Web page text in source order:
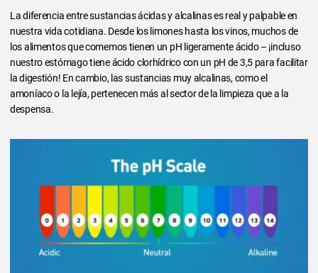
La diferencia entre sustancias ácidas y alcalinas es real y palpable en
nuestra vida cotidiana. Desde los limones hasta los vinos, muchos de
los alimentos que comemos tienen un pH ligeramente ácido – ¡incluso
nuestro estómago tiene ácido clorhídrico con un pH de 3,5 para facilitar
la digestión! En cambio, las sustancias muy alcalinas, como el
amoníaco o la lejía, pertenecen más al sector de la limpieza que a la
despensa.